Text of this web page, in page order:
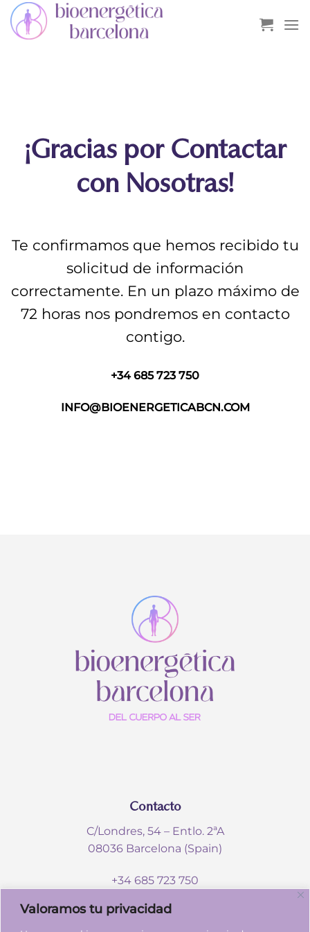
Valoramos tu privacidad
Saltar
contenido
¡Gracias por Contactar
con Nosotras!
Te confirmamos que hemos recibido tu
solicitud de información
correctamente. En un plazo máximo de
72 horas nos pondremos en contacto
contigo.
+34 685 723 750
INFO@BIOENERGETICABCN.COM
Contacto
C/Londres, 54 – Entlo. 2ªA
08036 Barcelona (Spain)
+34 685 723 750